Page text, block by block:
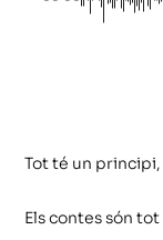
Tot té un
Els contes són